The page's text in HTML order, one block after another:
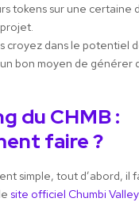
tokens sur une certaine
croyez dans le potentiel
bon moyen de générer
du CHMB :
faire ?
simple, tout d’abord, il
site officiel Chumbi